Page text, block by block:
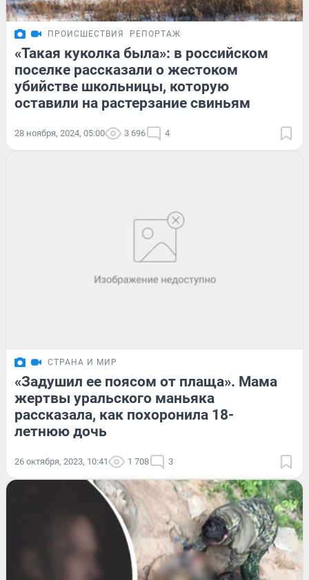
ПРОИСШЕСТВИЯ РЕПОРТАЖ
«Такая куколка была»: в российском
поселке рассказали о жестоком
убийстве школьницы, которую
оставили на растерзание свиньям
28 ноября, 2024, 05:00 3 696 4
СТРАНА И МИР
«Задушил ее поясом от плаща». Мама
жертвы уральского маньяка
рассказала, как похоронила 18-
летнюю дочь
26 октября, 2023, 10:41 1 708 3